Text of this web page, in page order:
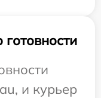
и курьер